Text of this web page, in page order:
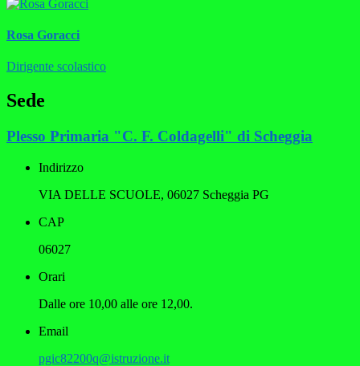
Rosa Goracci
Dirigente scolastico
Sede
Plesso Primaria "C. F. Coldagelli" di Scheggia
Indirizzo
VIA DELLE SCUOLE, 06027 Scheggia PG
CAP
06027
Orari
Dalle ore 10,00 alle ore 12,00.
Email
pgic82200q@istruzione.it